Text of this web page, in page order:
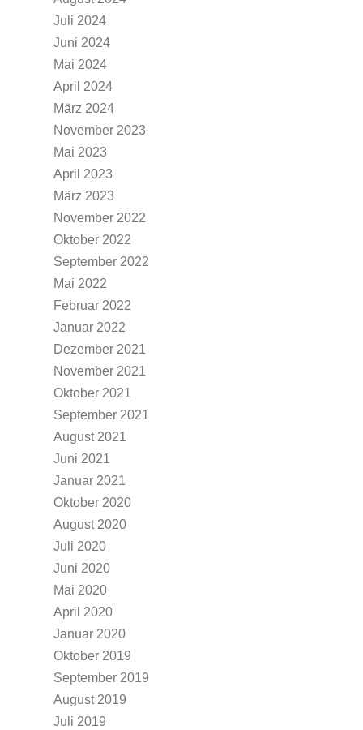
Juli 2024
Juni 2024
Mai 2024
April 2024
März 2024
November 2023
Mai 2023
April 2023
März 2023
November 2022
Oktober 2022
September 2022
Mai 2022
Februar 2022
Januar 2022
Dezember 2021
November 2021
Oktober 2021
September 2021
August 2021
Juni 2021
Januar 2021
Oktober 2020
August 2020
Juli 2020
Juni 2020
Mai 2020
April 2020
Januar 2020
Oktober 2019
September 2019
August 2019
Juli 2019